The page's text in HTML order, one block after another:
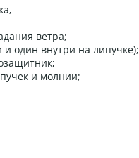
ветра;
один внутри на липучке);
и молнии;